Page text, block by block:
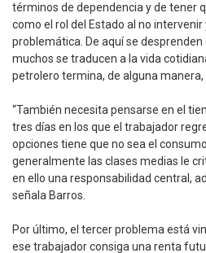
términos de dependencia y de tener
como el rol del Estado al no intervenir
problemática. De aquí se
muchos se traducen a la vida
petrolero termina, de alguna manera,
“También necesita pensarse en el
tres días en los que el trabajador
opciones tiene que no sea el
generalmente las clases medias le
en ello una responsabilidad central,
señala Barros.
Por último, el tercer problema está
ese trabajador consiga una renta